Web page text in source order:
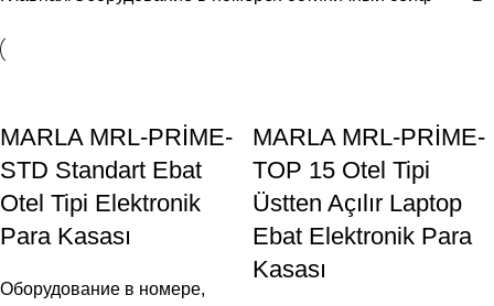
MARLA MRL-PRİME-
STD Standart Ebat
Otel Tipi Elektronik
Para Kasası
Оборудование в номере,
MARLA MRL-PRİME-
TOP 15 Otel Tipi
Üstten Açılır Laptop
Ebat Elektronik Para
Kasası